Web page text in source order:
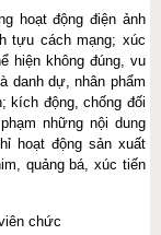
hoạt động điện ảnh
tựu cách mạng; xúc
hiện không đúng, vu
danh dự, nhân phẩm
kích động, chống đối
những nội dung
hoạt động sản xuất
quảng bá, xúc tiến
chức